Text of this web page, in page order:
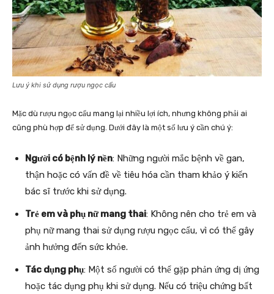
Lưu ý khi sử dụng rượu ngọc cẩu
Mặc dù rượu ngọc cẩu mang lại nhiều lợi ích, nhưng không phải ai
cũng phù hợp để sử dụng. Dưới đây là một số lưu ý cần chú ý:
Người có bệnh lý nền: Những người mắc bệnh về gan,
thận hoặc có vấn đề về tiêu hóa cần tham khảo ý kiến
bác sĩ trước khi sử dụng.
Trẻ em và phụ nữ mang thai: Không nên cho trẻ em và
phụ nữ mang thai sử dụng rượu ngọc cẩu, vì có thể gây
ảnh hưởng đến sức khỏe.
Tác dụng phụ: Một số người có thể gặp phản ứng dị ứng
hoặc tác dụng phụ khi sử dụng. Nếu có triệu chứng bất